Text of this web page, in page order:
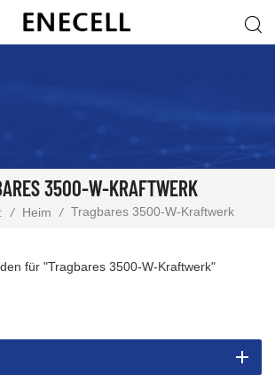
3500-W-KRAFTWERK
/ Heim / Tragbares 3500-W-Kraftwerk
für "Tragbares 3500-W-Kraftwerk"